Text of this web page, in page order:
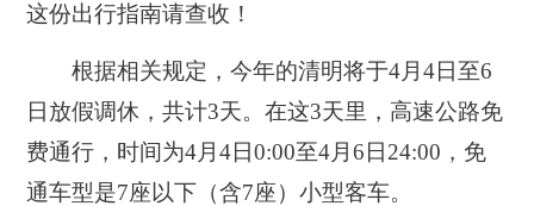
这份出行指南请查收！
根据相关规定，今年的清明将于4月4日至6
日放假调休，共计3天。在这3天里，高速公路免
费通行，时间为4月4日0:00至4月6日24:00，免
通车型是7座以下（含7座）小型客车。